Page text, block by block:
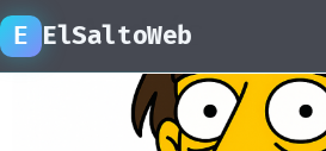
E ElSaltoWeb
inicio
CV Andrés